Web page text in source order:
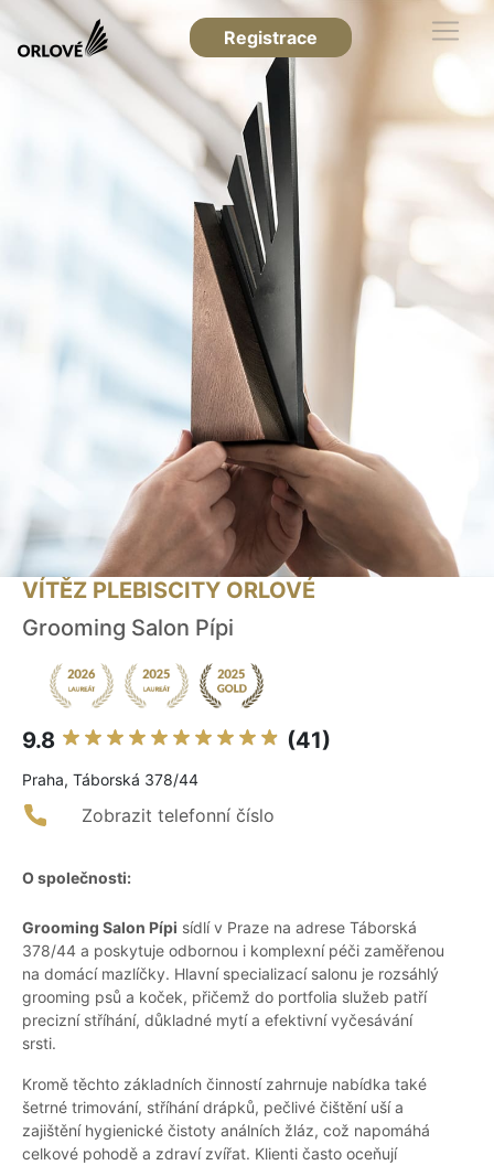
Registrace
VÍTĚZ PLEBISCITY ORLOVÉ
Grooming Salon Pípi
9.8 (41)
Praha, Táborská 378/44
Zobrazit telefonní číslo
O společnosti:
Grooming Salon Pípi sídlí v Praze na adrese Táborská
378/44 a poskytuje odbornou i komplexní péči zaměřenou
na domácí mazlíčky. Hlavní specializací salonu je rozsáhlý
grooming psů a koček, přičemž do portfolia služeb patří
precizní stříhání, důkladné mytí a efektivní vyčesávání
srsti.
Kromě těchto základních činností zahrnuje nabídka také
šetrné trimování, stříhání drápků, pečlivé čištění uší a
zajištění hygienické čistoty análních žláz, což napomáhá
celkové pohodě a zdraví zvířat. Klienti často oceňují